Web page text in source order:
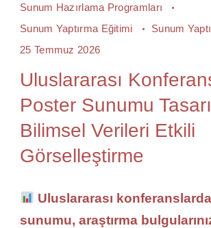
Sunum Hazırlama Programları
Sunum Yaptırma Eğitimi
Sunum
25 Temmuz 2026
Uluslararası
Poster Sunumu
Bilimsel Verileri Etkili
Görselleştirme
Uluslararası
sunumu, araştırma